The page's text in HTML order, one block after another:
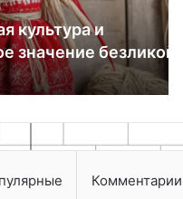
и
безликой
Комментарии